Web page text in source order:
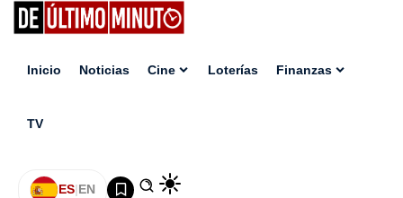
Inicio Noticias Cine Loterías Finanzas
TV
ES|EN